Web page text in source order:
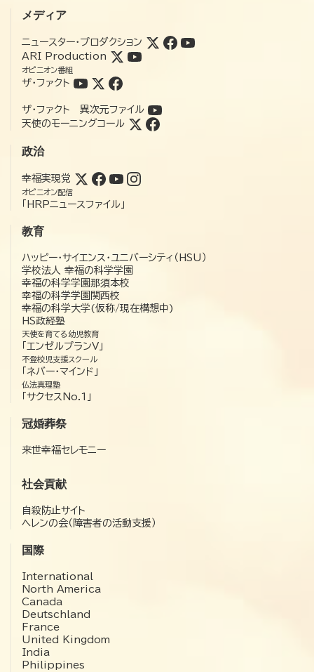
メディア
ニュースター・プロダクション
ARI Production
オピニオン番組
ザ・ファクト
ザ・ファクト 異次元ファイル
天使のモーニングコール
政治
幸福実現党
オピニオン配信
「HRPニュースファイル」
教育
ハッピー・サイエンス・ユニバーシティ（HSU）
学校法人 幸福の科学学園
幸福の科学学園那須本校
幸福の科学学園関西校
幸福の科学大学(仮称/現在構想中)
HS政経塾
天使を育てる幼児教育
「エンゼルプランV」
不登校児支援スクール
「ネバー・マインド」
仏法真理塾
「サクセスNo.1」
冠婚葬祭
来世幸福セレモニー
社会貢献
自殺防止サイト
ヘレンの会（障害者の活動支援）
国際
International
North America
Canada
Deutschland
France
United Kingdom
India
Philippines